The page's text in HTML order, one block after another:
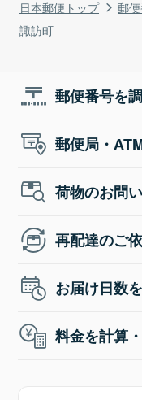
日本郵便トップ 郵
諏訪町
郵便番号を
郵便局・
荷物のお問
再配達のご
お届け日数
料金を計算